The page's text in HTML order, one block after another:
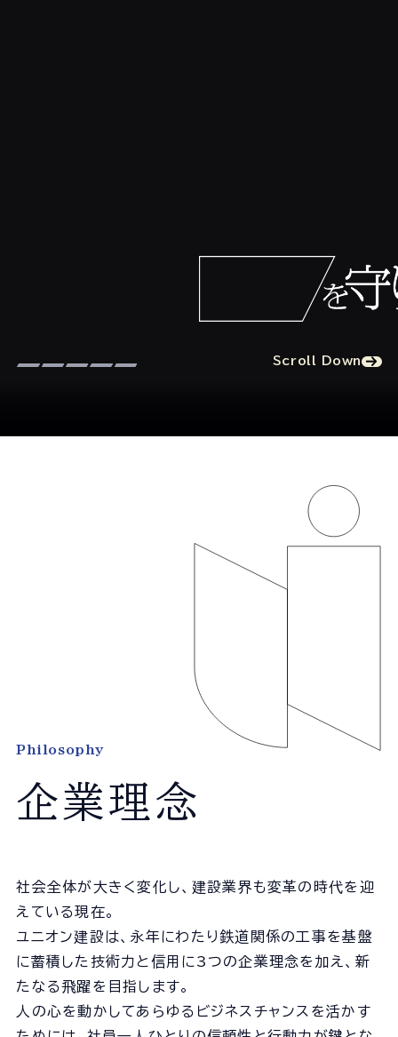
Scroll Down
Philosophy
企業理念
社会全体が大きく変化し、建設業界も変革の時代を迎
えている現在。
ユニオン建設は、永年にわたり鉄道関係の工事を基盤
に蓄積した技術力と信用に3つの企業理念を加え、新
たなる飛躍を目指します。
人の心を動かしてあらゆるビジネスチャンスを活かす